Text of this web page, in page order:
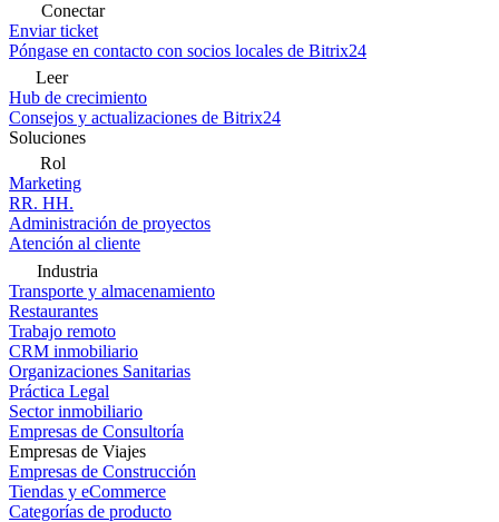
Conectar
Enviar ticket
Póngase en contacto con socios locales de Bitrix24
Leer
Hub de crecimiento
Consejos y actualizaciones de Bitrix24
Soluciones
Rol
Marketing
RR. HH.
Administración de proyectos
Atención al cliente
Industria
Transporte y almacenamiento
Restaurantes
Trabajo remoto
CRM inmobiliario
Organizaciones Sanitarias
Práctica Legal
Sector inmobiliario
Empresas de Consultoría
Empresas de Viajes
Empresas de Construcción
Tiendas y eCommerce
Categorías de producto